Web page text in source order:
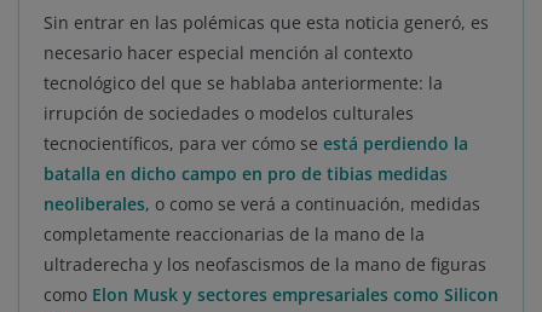
Sin entrar en las polémicas que esta noticia generó, es
necesario hacer especial mención al contexto
tecnológico del que se hablaba anteriormente: la
irrupción de sociedades o modelos culturales
tecnocientíficos, para ver cómo se está perdiendo la
batalla en dicho campo en pro de tibias medidas
neoliberales, o como se verá a continuación, medidas
completamente reaccionarias de la mano de la
ultraderecha y los neofascismos de la mano de figuras
como Elon Musk y sectores empresariales como Silicon